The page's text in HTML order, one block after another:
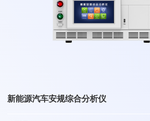
新能源汽车安规综合分析仪